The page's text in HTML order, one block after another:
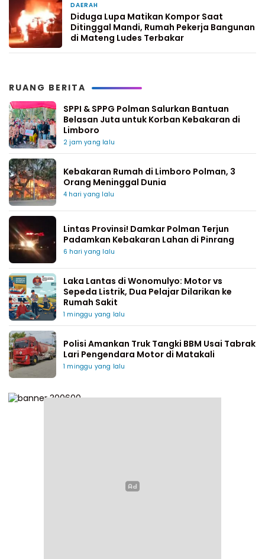
DAERAH
Diduga Lupa Matikan Kompor Saat
Ditinggal Mandi, Rumah Pekerja Bangunan
di Mateng Ludes Terbakar
RUANG BERITA
SPPI & SPPG Polman Salurkan Bantuan
Belasan Juta untuk Korban Kebakaran di
Limboro
2 jam yang lalu
Kebakaran Rumah di Limboro Polman, 3
Orang Meninggal Dunia
4 hari yang lalu
Lintas Provinsi! Damkar Polman Terjun
Padamkan Kebakaran Lahan di Pinrang
6 hari yang lalu
Laka Lantas di Wonomulyo: Motor vs
Sepeda Listrik, Dua Pelajar Dilarikan ke
Rumah Sakit
1 minggu yang lalu
Polisi Amankan Truk Tangki BBM Usai Tabrak
Lari Pengendara Motor di Matakali
1 minggu yang lalu